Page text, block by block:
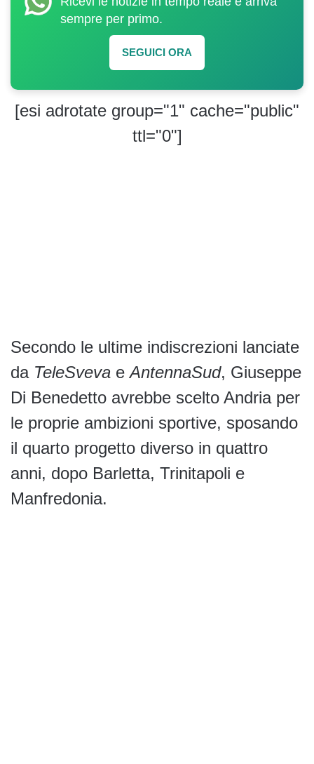
sempre per primo.
SEGUICI ORA
[esi adrotate group="1" cache="public"
ttl="0"]
Secondo le ultime indiscrezioni lanciate
da TeleSveva eAntennaSud, Giuseppe
Di Benedetto avrebbe scelto Andria per
le proprie ambizioni sportive, sposando
il quarto progetto diverso in quattro
anni, dopo Barletta, Trinitapoli e
Manfredonia.